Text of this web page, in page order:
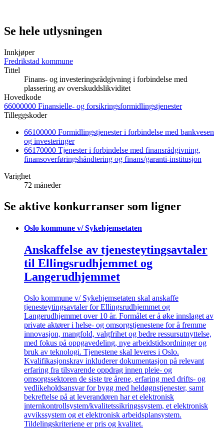
Se hele utlysningen
Innkjøper
Fredrikstad kommune
Tittel
Finans- og investeringsrådgivning i forbindelse med
plassering av overskuddslikviditet
Hovedkode
66000000 Finansielle- og forsikringsformidlingstjenester
Tilleggskoder
66100000 Formidlingstjenester i forbindelse med bankvesen
og investeringer
66170000 Tjenester i forbindelse med finansrådgivning,
finansoverføringshåndtering og finans/garanti-institusjon
Varighet
72 måneder
Se aktive konkurranser som ligner
Oslo kommune v/ Sykehjemsetaten
Anskaffelse av tjenesteytingsavtaler
til Ellingsrudhjemmet og
Langerudhjemmet
Oslo kommune v/ Sykehjemsetaten skal anskaffe
tjenesteytingsavtaler for Ellingsrudhjemmet og
Langerudhjemmet over 10 år. Formålet er å øke innslaget av
private aktører i helse- og omsorgstjenestene for å fremme
innovasjon, mangfold, valgfrihet og bedre ressursutnyttelse,
med fokus på oppgavedeling, nye arbeidstidsordninger og
bruk av teknologi. Tjenestene skal leveres i Oslo.
Kvalifikasjonskrav inkluderer dokumentasjon på relevant
erfaring fra tilsvarende oppdrag innen pleie- og
omsorgssektoren de siste tre årene, erfaring med drifts- og
vedlikeholdsansvar for bygg med heldøgnstjenester, samt
bekreftelse på at leverandøren har et elektronisk
internkontrollsystem/kvalitetssikringssystem, et elektronisk
avvikssystem og et elektronisk arbeidsplansystem.
Tildelingskriteriene er pris og kvalitet.